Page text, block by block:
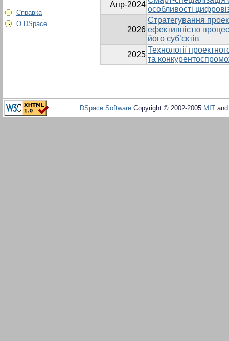
Справка
О DSpace
Апр-2024
особливості
2026
Стратегування
ефективністю
його суб’єктів
2025
Технології
та
DSpace Software Copyright © 2002-2005 MIT